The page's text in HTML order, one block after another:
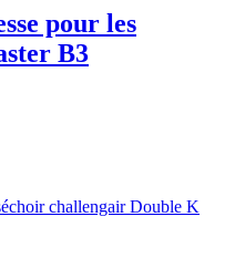
pour les
B3